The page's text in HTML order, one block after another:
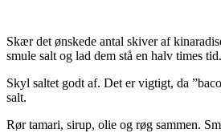
Skær det ønskede antal skiver af
smule salt og lad dem stå en halv times tid.
Skyl saltet godt af. Det er vigtigt, da
salt.
Rør tamari, sirup, olie og røg sammen.